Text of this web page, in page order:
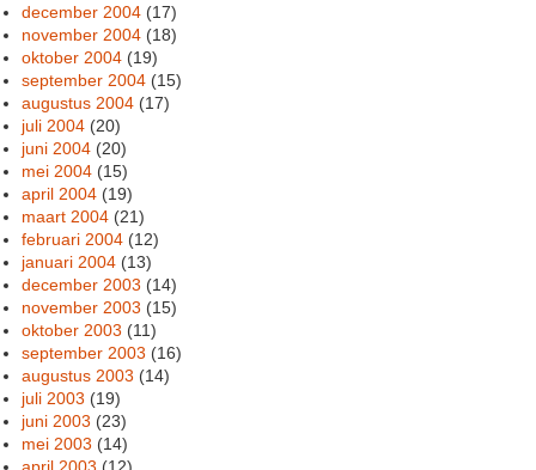
december 2004 (17)
november 2004 (18)
oktober 2004 (19)
september 2004 (15)
augustus 2004 (17)
juli 2004 (20)
juni 2004 (20)
mei 2004 (15)
april 2004 (19)
maart 2004 (21)
februari 2004 (12)
januari 2004 (13)
december 2003 (14)
november 2003 (15)
oktober 2003 (11)
september 2003 (16)
augustus 2003 (14)
juli 2003 (19)
juni 2003 (23)
mei 2003 (14)
april 2003 (12)